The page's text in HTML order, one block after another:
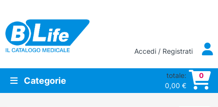
Vai al contenuto principale
Accedi / Registrati
Categorie
totale:
0,00 €
0